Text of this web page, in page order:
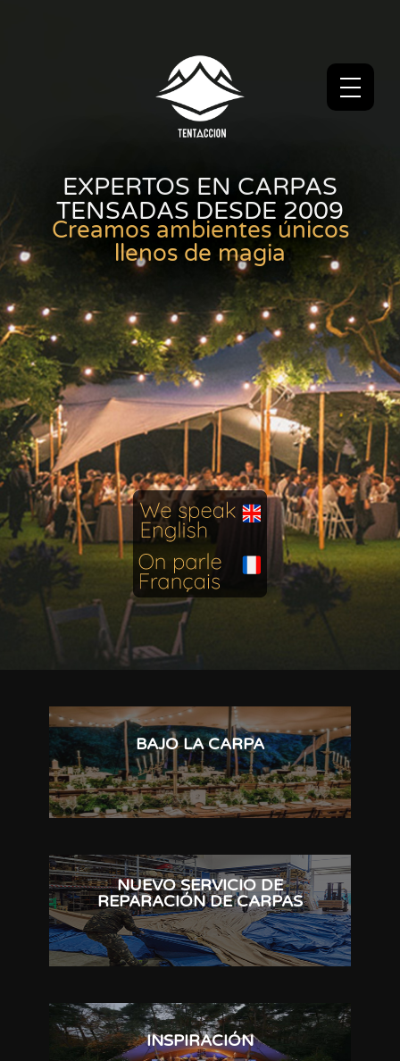
EXPERTOS EN CARPAS
TENSADAS DESDE 2009
Creamos ambientes únicos
llenos de magia
BAJO LA CARPA
NUEVO SERVICIO DE
REPARACIÓN DE CARPAS
INSPIRACIÓN